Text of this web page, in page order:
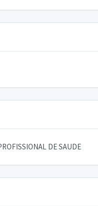
DE SAUDE